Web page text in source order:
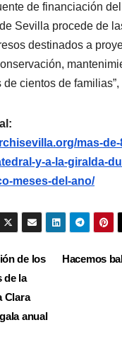
de financiación
Sevilla procede de
destinados a
cientos de familias”,
mas-de-
y-a-la-giralda-
meses-del-ano/
Hacemos
de los
de la
Clara
anual